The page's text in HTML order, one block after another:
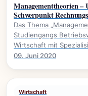
Managementtheorien
Schwerpunkt
Das Thema
Studiengangs
Wirtschaft mit
09. Juni 2020
Wirtschaft